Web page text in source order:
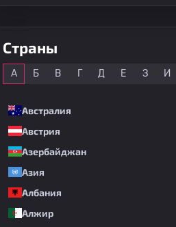
Страны
А Б В Г Д Е З И
Австралия
Австрия
Азербайджан
Азия
Албания
Алжир